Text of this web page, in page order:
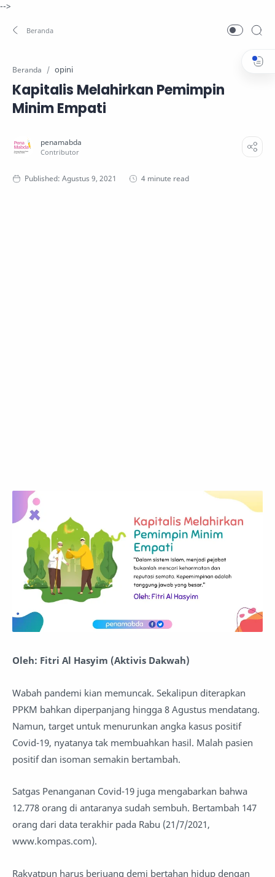
-->
Beranda opini
Kapitalis Melahirkan Pemimpin
Minim Empati
4 minute read
Oleh: Fitri Al Hasyim (Aktivis Dakwah)
Wabah pandemi kian memuncak. Sekalipun diterapkan
PPKM bahkan diperpanjang hingga 8 Agustus mendatang.
Namun, target untuk menurunkan angka kasus positif
Covid-19, nyatanya tak membuahkan hasil. Malah pasien
positif dan isoman semakin bertambah.
Satgas Penanganan Covid-19 juga mengabarkan bahwa
12.778 orang di antaranya sudah sembuh. Bertambah 147
orang dari data terakhir pada Rabu (21/7/2021,
www.kompas.com).
Rakyatpun harus berjuang demi bertahan hidup dengan